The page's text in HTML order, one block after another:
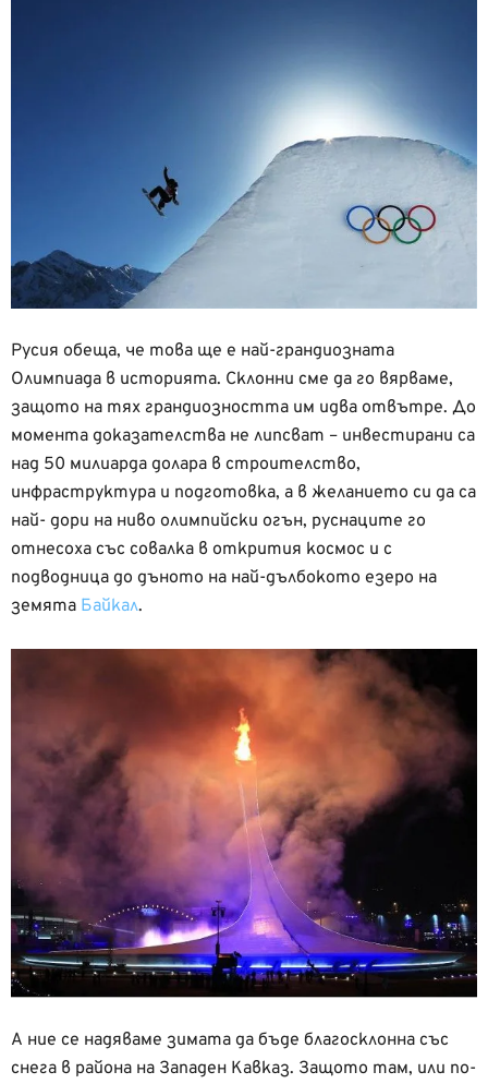
Русия обеща, че това ще е най-грандиозната
Олимпиада в историята. Склонни сме да го вярваме,
защото на тях грандиозността им идва отвътре. До
момента доказателства не липсват – инвестирани са
над 50 милиарда долара в строителство,
инфраструктура и подготовка, а в желанието си да са
най- дори на ниво олимпийски огън, руснаците го
отнесоха със совалка в открития космос и с
подводница до дъното на най-дълбокото езеро на
земята Байкал.
А ние се надяваме зимата да бъде благосклонна със
снега в района на Западен Кавказ. Защото там, или по-